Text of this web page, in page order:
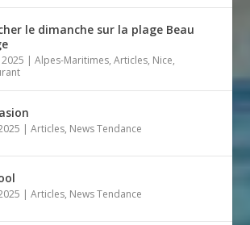
le dimanche sur la plage Beau
|Alpes-Maritimes,Articles, Nice,
|Articles, News Tendance
|Articles, News Tendance